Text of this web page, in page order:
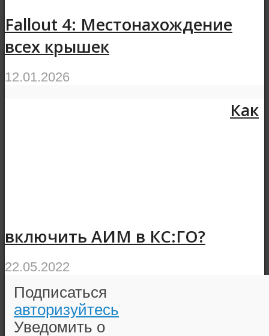
Fallout 4: Местонахождение
всех крышек
12.01.2026
Как
включить АИМ в КС:ГО?
22.05.2022
Подписаться
авторизуйтесь
Уведомить о